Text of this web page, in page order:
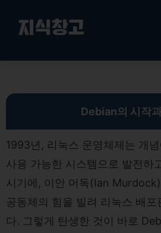
뛰
지식창고
Debian의 시작
1993년, 리눅스 운영체제는 개
사용 가능한 시스템으로 발전하
시기에, 이안 머독(Ian
공동체의 힘을 빌려 리눅스 배포
다. 그렇게 탄생한 것이 바로